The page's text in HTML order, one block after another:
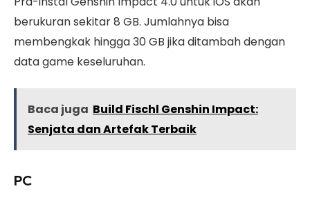
berukuran sekitar 8 GB. Jumlahnya bisa
membengkak hingga 30 GB jika ditambah dengan
data game keseluruhan.
Baca juga Build Fischl Genshin Impact:
Senjata dan Artefak Terbaik
PC